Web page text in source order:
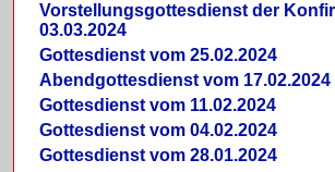
Vorstellungsgottesdienst der
03.03.2024
Gottesdienst vom 25.02.2024
Abendgottesdienst vom 17.02.2024
Gottesdienst vom 11.02.2024
Gottesdienst vom 04.02.2024
Gottesdienst vom 28.01.2024